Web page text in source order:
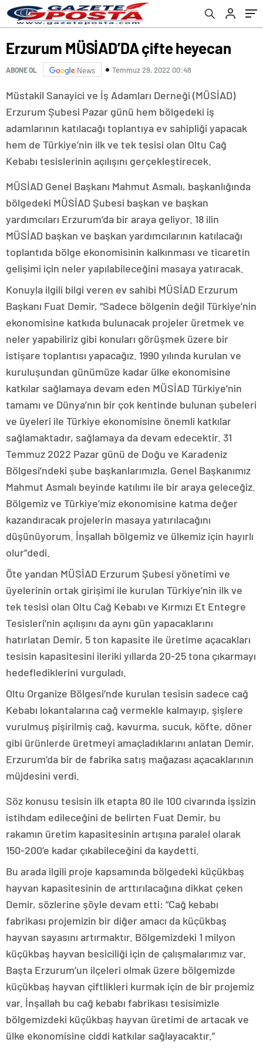
Erzurum MÜSİAD’DA çifte heyecan
ABONE OL News Temmuz 29, 2022 00:48
Müstakil Sanayici ve İş Adamları Derneği (MÜSİAD)
Erzurum Şubesi Pazar günü hem bölgedeki iş
adamlarının katılacağı toplantıya ev sahipliği yapacak
hem de Türkiye’nin ilk ve tek tesisi olan Oltu Cağ
Kebabı tesislerinin açılışını gerçekleştirecek.
MÜSİAD Genel Başkanı Mahmut Asmalı, başkanlığında
bölgedeki MÜSİAD Şubesi başkan ve başkan
yardımcıları Erzurum’da bir araya geliyor. 18 ilin
MÜSİAD başkan ve başkan yardımcılarının katılacağı
toplantıda bölge ekonomisinin kalkınması ve ticaretin
gelişimi için neler yapılabileceğini masaya yatıracak.
Konuyla ilgili bilgi veren ev sahibi MÜSİAD Erzurum
Başkanı Fuat Demir, “Sadece bölgenin değil Türkiye’nin
ekonomisine katkıda bulunacak projeler üretmek ve
neler yapabiliriz gibi konuları görüşmek üzere bir
istişare toplantısı yapacağız. 1990 yılında kurulan ve
kuruluşundan günümüze kadar ülke ekonomisine
katkılar sağlamaya devam eden MÜSİAD Türkiye’nin
tamamı ve Dünya’nın bir çok kentinde bulunan şubeleri
ve üyeleri ile Türkiye ekonomisine önemli katkılar
sağlamaktadır, sağlamaya da devam edecektir. 31
Temmuz 2022 Pazar günü de Doğu ve Karadeniz
Bölgesi’ndeki şube başkanlarımızla, Genel Başkanımız
Mahmut Asmalı beyinde katılımı ile bir araya geleceğiz.
Bölgemiz ve Türkiye’miz ekonomisine katma değer
kazandıracak projelerin masaya yatırılacağını
düşünüyorum. İnşallah bölgemiz ve ülkemiz için hayırlı
olur”dedi.
Öte yandan MÜSİAD Erzurum Şubesi yönetimi ve
üyelerinin ortak girişimi ile kurulan Türkiye’nin ilk ve
tek tesisi olan Oltu Cağ Kebabı ve Kırmızı Et Entegre
Tesisleri’nin açılışını da aynı gün yapacaklarını
hatırlatan Demir, 5 ton kapasite ile üretime açacakları
tesisin kapasitesini ileriki yıllarda 20-25 tona çıkarmayı
hedeflediklerini vurguladı.
Oltu Organize Bölgesi’nde kurulan tesisin sadece cağ
Kebabı lokantalarına cağ vermekle kalmayıp, şişlere
vurulmuş pişirilmiş cağ, kavurma, sucuk, köfte, döner
gibi ürünlerde üretmeyi amaçladıklarını anlatan Demir,
Erzurum’da bir de fabrika satış mağazası açacaklarının
müjdesini verdi.
Söz konusu tesisin ilk etapta 80 ile 100 civarında işsizin
istihdam edileceğini de belirten Fuat Demir, bu
rakamın üretim kapasitesinin artışına paralel olarak
150-200’e kadar çıkabileceğini da kaydetti.
Bu arada ilgili proje kapsamında bölgedeki küçükbaş
hayvan kapasitesinin de arttırılacağına dikkat çeken
Demir, sözlerine şöyle devam etti: “Cağ kebabı
fabrikası projemizin bir diğer amacı da küçükbaş
hayvan sayasını artırmaktır. Bölgemizdeki 1 milyon
küçükbaş hayvan besiciliği için de çalışmalarımız var.
Başta Erzurum’un ilçeleri olmak üzere bölgemizde
küçükbaş hayvan çiftlikleri kurmak için de bir projemiz
var. İnşallah bu cağ kebabı fabrikası tesisimizle
bölgemizdeki küçükbaş hayvan üretimi de artacak ve
ülke ekonomisine ciddi katkılar sağlayacaktır.”